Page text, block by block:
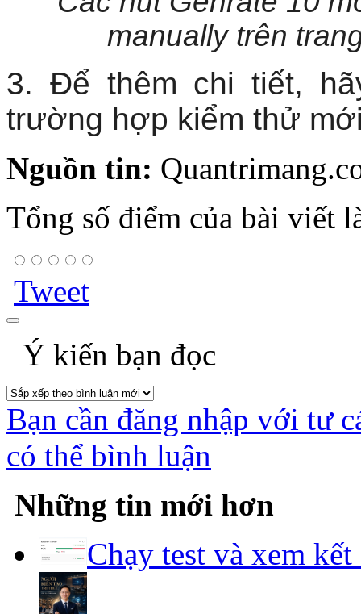
manually trên
3. Để thêm chi tiết,
trường hợp kiểm thử
Nguồn tin:
Tổng số điểm của bài viết
Tweet
Ý kiến bạn đọc
Bạn cần đăng nhập với tư
có thể bình luận
Những tin mới hơn
Chạy test và xem